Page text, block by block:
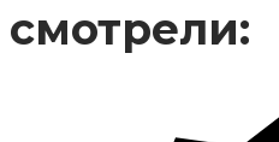
смотрели: